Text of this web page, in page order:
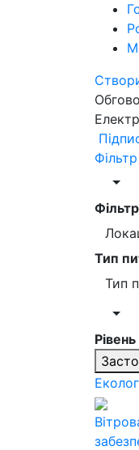
Фільтр
Фільтр
Тип
Тип